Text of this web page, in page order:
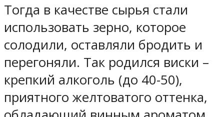
Тогда в качестве сырья стали
использовать зерно, которое
солодили, оставляли бродить и
перегоняли. Так родился виски –
крепкий алкоголь (до 40-50),
приятного желтоватого оттенка,